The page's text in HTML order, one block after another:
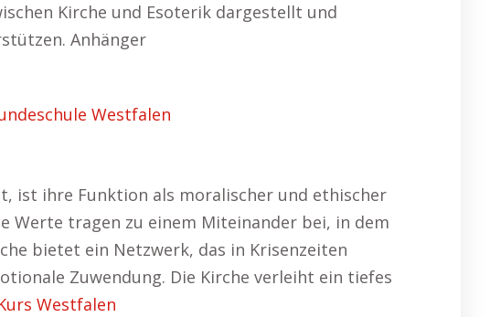
Kirche und Esoterik dargestellt und
Anhänger
Westfalen
ist ihre Funktion als moralischer und ethischer
Werte tragen zu einem Miteinander bei, in dem
bietet ein Netzwerk, das in Krisenzeiten
Zuwendung. Die Kirche verleiht ein tiefes
Westfalen